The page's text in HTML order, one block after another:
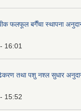
फलफूल बगैँचा स्थापना
16:01
तथा पशु नश्ल सुधार
15:52